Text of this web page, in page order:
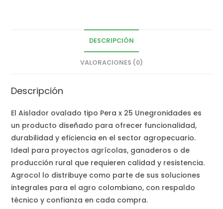
DESCRIPCIÓN
VALORACIONES (0)
Descripción
El Aislador ovalado tipo Pera x 25 Unegronidades es
un producto diseñado para ofrecer funcionalidad,
durabilidad y eficiencia en el sector agropecuario.
Ideal para proyectos agrícolas, ganaderos o de
producción rural que requieren calidad y resistencia.
Agrocol lo distribuye como parte de sus soluciones
integrales para el agro colombiano, con respaldo
técnico y confianza en cada compra.